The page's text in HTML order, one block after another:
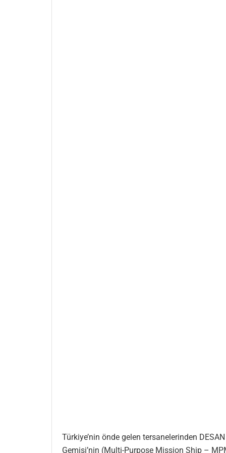
Türkiye’nin önde gelen tersanelerinden
Gemisi’nin (Multi-Purpose Mission Ship –